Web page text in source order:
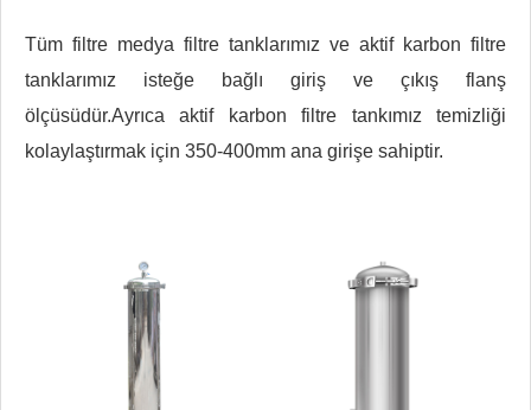
Tüm filtre medya filtre tanklarımız ve aktif karbon filtre
tanklarımız isteğe bağlı giriş ve çıkış flanş
ölçüsüdür.Ayrıca aktif karbon filtre tankımız temizliği
kolaylaştırmak için 350-400mm ana girişe sahiptir.